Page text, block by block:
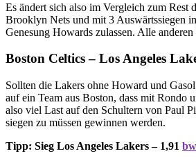
Es ändert sich also im Vergleich zum Rest
Brooklyn Nets und mit 3 Auswärtssiegen
Genesung Howards zulassen. Alle
Boston Celtics – Los Angeles
Sollten die Lakers ohne Howard und
auf ein Team aus Boston, dass mit Rondo
also viel Last auf den Schultern von Paul
siegen zu müssen gewinnen werden.
Tipp: Sieg Los Angeles Lakers – 1,91